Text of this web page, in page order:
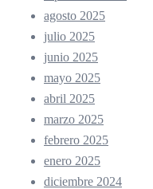
agosto 2025
julio 2025
junio 2025
mayo 2025
abril 2025
marzo 2025
febrero 2025
enero 2025
diciembre 2024